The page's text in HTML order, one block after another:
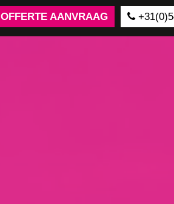
OFFERTE AANVRAAG